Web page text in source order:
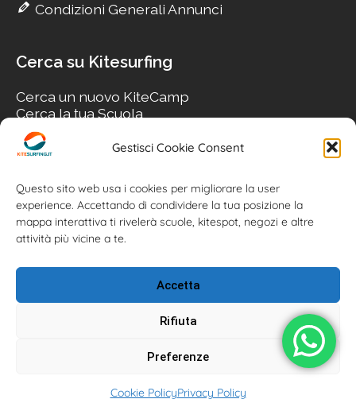
Gestisci Cookie Consent
Questo sito web usa i cookies per migliorare la user
experience. Accettando di condividere la tua posizione la
mappa interattiva ti rivelerà scuole, kitespot, negozi e altre
attività più vicine a te.
Accetta
Rifiuta
Preferenze
Cookie PolicyPrivacy Policy
Condizioni Generali Annunci
Cerca su Kitesurfing
Cerca un nuovo KiteCamp
Cerca la tua Scuola
Cerca il tuo KiteSpot
Cerca Accommodation
Cerca il tuo Usato
Kitesurfing powered by Associazione Kitesurf Italiana